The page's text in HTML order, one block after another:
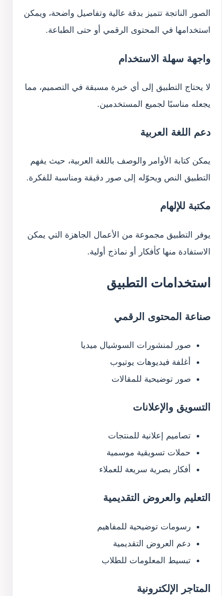
الصور الناتجة تتميز بدقة عالية وتفاصيل واضحة، ويمكن
استخدامها في المحتوى الرقمي أو حتى الطباعة.
واجهة سهلة الاستخدام
لا يحتاج التطبيق إلى أي خبرة مسبقة في التصميم، مما
يجعله مناسبًا لجميع المستخدمين.
دعم اللغة العربية
يمكن كتابة الأوامر والوصف باللغة العربية، حيث يفهم
التطبيق النص ويحوّله إلى صور دقيقة ومناسبة للفكرة.
مكتبة للإلهام
يوفر التطبيق مجموعة من الأعمال الجاهزة التي يمكن
الاستفادة منها كأفكار أو نماذج أولية.
استخدامات التطبيق
صناعة المحتوى الرقمي
صور لمنشورات السوشيال ميديا
أغلفة فيديوهات يوتيوب
صور توضيحية للمقالات
التسويق والإعلانات
تصاميم إعلانية للمنتجات
حملات تسويقية موسمية
أفكار بصرية سريعة للعملاء
التعليم والعروض التقديمية
رسومات توضيحية للمفاهيم
دعم العروض التقديمية
تبسيط المعلومات للطلاب
المتاجر الإلكترونية